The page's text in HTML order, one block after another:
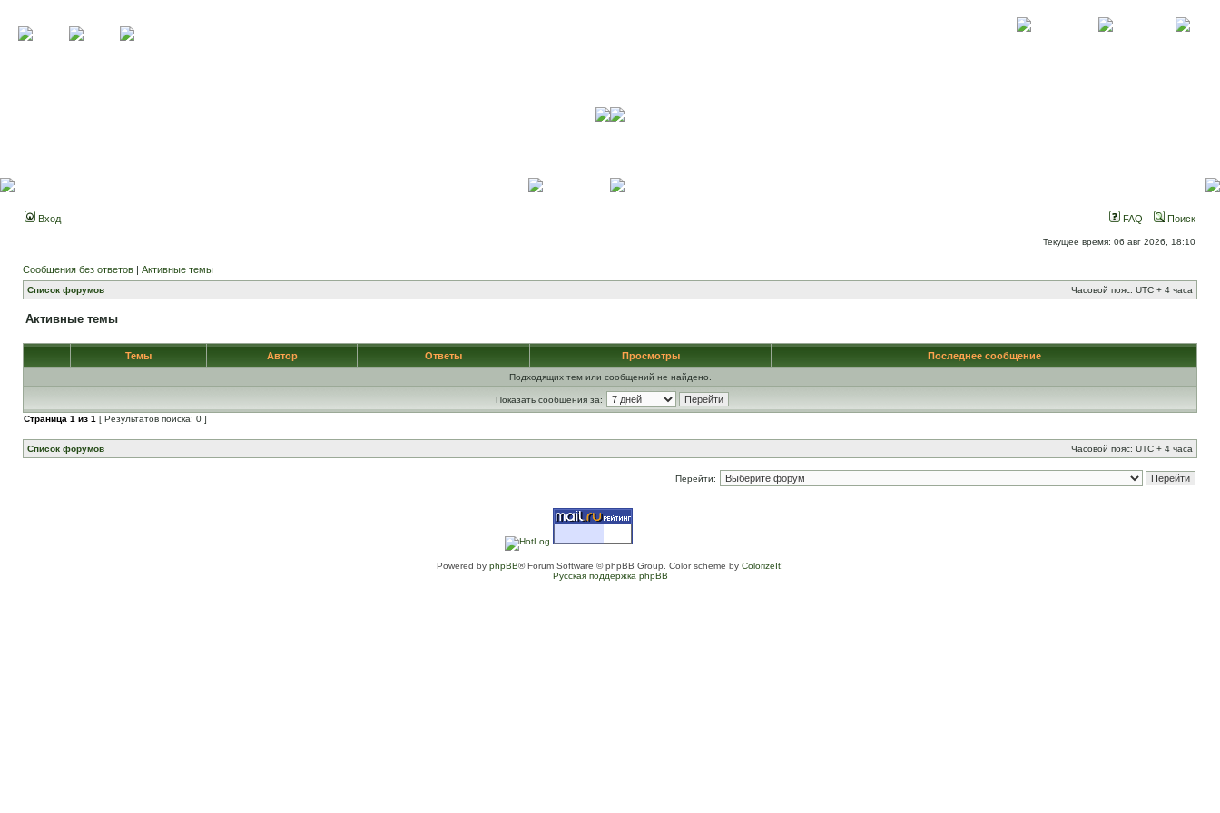
Вход FAQ Поиск
Текущее время: 06 авг 2026, 18:10
Сообщения без ответов | Активные темы
Список форумов Часовой пояс: UTC + 4 часа
Активные темы
Темы Автор Ответы Просмотры Последнее сообщение
Подходящих тем или сообщений не найдено.
Показать сообщения за:
Страница 1 из 1 [ Результатов поиска: 0 ]
Список форумов Часовой пояс: UTC + 4 часа
Перейти:
Powered by phpBB® Forum Software © phpBB Group. Color scheme by ColorizeIt!
Русская поддержка phpBB